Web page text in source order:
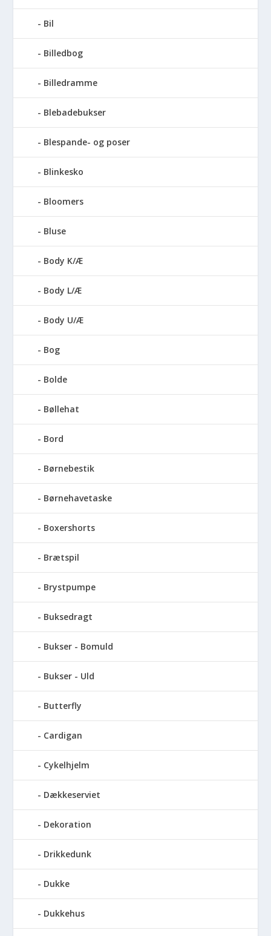
Bil
Billedbog
Billedramme
Blebadebukser
Blespande- og poser
Blinkesko
Bloomers
Bluse
Body K/Æ
Body L/Æ
Body U/Æ
Bog
Bolde
Bøllehat
Bord
Børnebestik
Børnehavetaske
Boxershorts
Brætspil
Brystpumpe
Buksedragt
Bukser - Bomuld
Bukser - Uld
Butterfly
Cardigan
Cykelhjelm
Dækkeserviet
Dekoration
Drikkedunk
Dukke
Dukkehus